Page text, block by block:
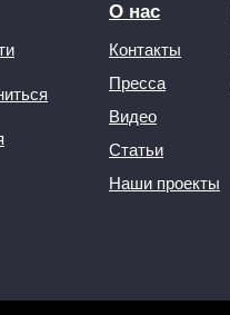
Статьи
Контакты
Наши проекты
Пресса
Видео
О нас